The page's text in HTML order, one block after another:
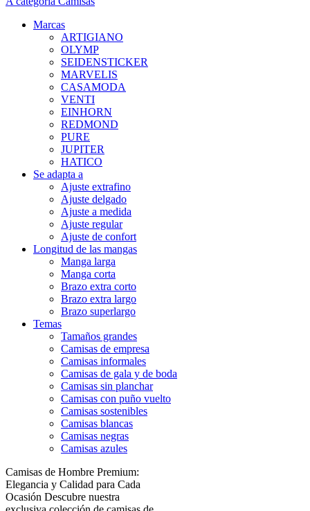
Marcas
ARTIGIANO
OLYMP
SEIDENSTICKER
MARVELIS
CASAMODA
VENTI
EINHORN
REDMOND
PURE
JUPITER
HATICO
Se adapta a
Ajuste extrafino
Ajuste delgado
Ajuste a medida
Ajuste regular
Ajuste de confort
Longitud de las mangas
Manga larga
Manga corta
Brazo extra corto
Brazo extra largo
Brazo superlargo
Temas
Tamaños grandes
Camisas de empresa
Camisas informales
Camisas de gala y de boda
Camisas sin planchar
Camisas con puño vuelto
Camisas sostenibles
Camisas blancas
Camisas negras
Camisas azules
Camisas de Hombre Premium:
Elegancia y Calidad para Cada
Ocasión Descubre nuestra